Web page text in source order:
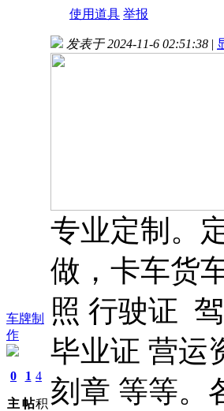
使用道具 举报
车牌制
作
0
主
1
帖
4
积
发表于 2024-11-6 02:51:38 |
专业定制。
做，卡车货
照 行驶证
毕业证 营
刻章 等等。